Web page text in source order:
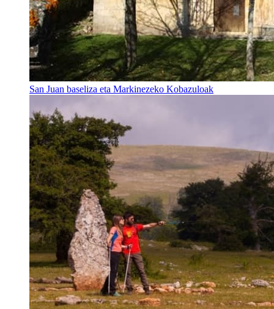
San Juan baseliza eta Markinezeko Kobazuloak